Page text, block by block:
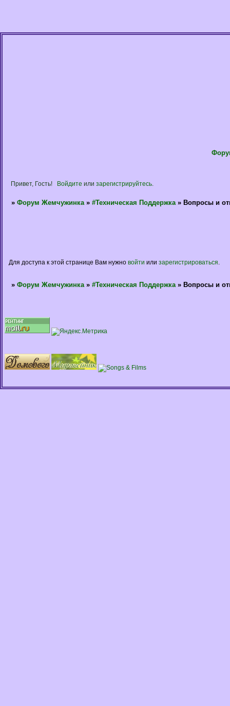
Привет, Гость! Войдите или зарегистрируйтесь.
» Форум Жемчужинка » #Техническая Поддержка » Вопросы и
Для доступа к этой странице Вам нужно войти или зарегистрироваться
» Форум Жемчужинка » #Техническая Поддержка » Вопросы и